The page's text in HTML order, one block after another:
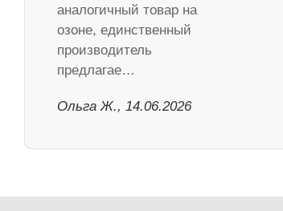
аналогичный товар на
озоне, единственный
производитель
предлагае…
Ольга Ж., 14.06.2026